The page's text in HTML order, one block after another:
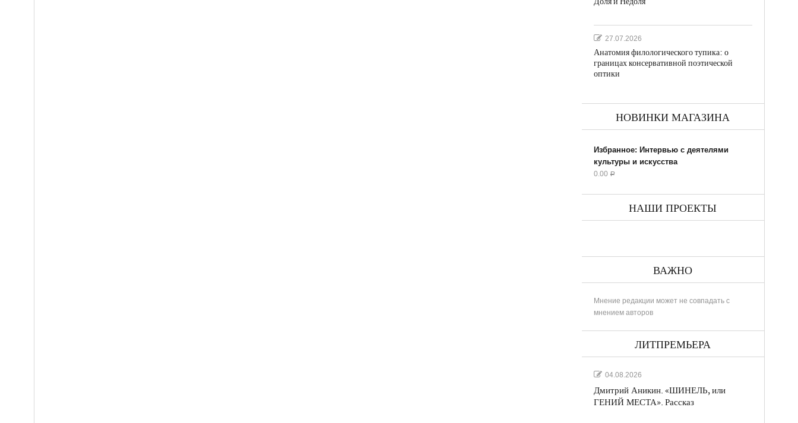
27.07.2026
Анатомия филологического тупика: о
границах консервативной поэтической
оптики
НОВИНКИ МАГАЗИНА
Избранное: Интервью с деятелями
культуры и искусства
0.00 Р
НАШИ ПРОЕКТЫ
ВАЖНО
Мнение редакции может не совпадать с
мнением авторов
ЛИТПРЕМЬЕРА
04.08.2026
Дмитрий Аникин. «ШИНЕЛЬ, или
ГЕНИЙ МЕСТА». Рассказ